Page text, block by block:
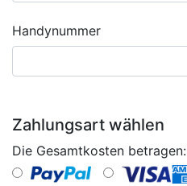
Handynummer
Zahlungsart wählen
Die Gesamtkosten betragen: